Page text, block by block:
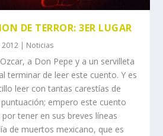
DE TERROR: 3ER LUGAR
2012 | Noticias
a Don Pepe y a un servilleta
terminar de leer este cuento. Y es
leer con tantas carestías de
empero este cuento
tener en sus breves líneas
de muertos mexicano, que es